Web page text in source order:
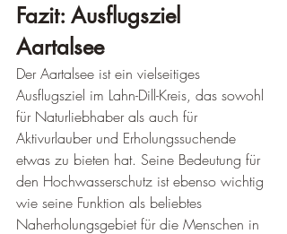
Fazit: Ausflugsziel
Aartalsee
Der Aartalsee ist ein vielseitiges
Ausflugsziel im Lahn-Dill-Kreis, das sowohl
für Naturliebhaber als auch für
Aktivurlauber und Erholungssuchende
etwas zu bieten hat. Seine Bedeutung für
den Hochwasserschutz ist ebenso wichtig
wie seine Funktion als beliebtes
Naherholungsgebiet für die Menschen in